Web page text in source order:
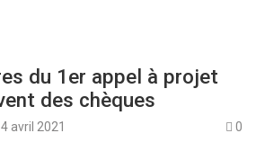
du 1er appel à projet
des chèques
avril 2021
0